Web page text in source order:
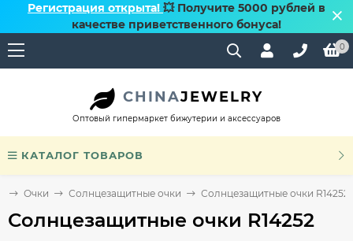
Регистрация открыта! 💥 Получите 5000 рублей в
качестве приветственного бонуса!
0
CHINAJEWELRY
Оптовый гипермаркет бижутерии и аксессуаров
КАТАЛОГ ТОВАРОВ
Очки Солнцезащитные очки Солнцезащитные очки R14252
Солнцезащитные очки R14252